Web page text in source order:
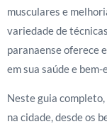
musculares e
variedade de
paranaense oferece
em sua saúde e
Neste guia
na cidade, desde os